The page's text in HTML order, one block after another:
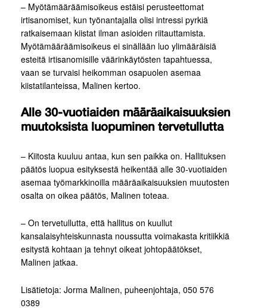
– Myötämääräämisoikeus estäisi perusteettomat
irtisanomiset, kun työnantajalla olisi intressi pyrkiä
ratkaisemaan kiistat ilman asioiden riitauttamista.
Myötämääräämisoikeus ei sinällään luo ylimääräisiä
esteitä irtisanomisille väärinkäytösten tapahtuessa,
vaan se turvaisi heikomman osapuolen asemaa
kiistatilanteissa, Malinen kertoo.
Alle 30-vuotiaiden määräaikaisuuksien
muutoksista luopuminen tervetullutta
– Kiitosta kuuluu antaa, kun sen paikka on. Hallituksen
päätös luopua esityksestä heikentää alle 30-vuotiaiden
asemaa työmarkkinoilla määräaikaisuuksien muutosten
osalta on oikea päätös, Malinen toteaa.
– On tervetullutta, että hallitus on kuullut
kansalaisyhteiskunnasta noussutta voimakasta kritiikkiä
esitystä kohtaan ja tehnyt oikeat johtopäätökset,
Malinen jatkaa.
Lisätietoja: Jorma Malinen, puheenjohtaja, 050 576
0389